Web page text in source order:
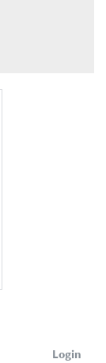
Login